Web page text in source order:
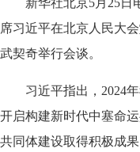
新华社北京5月25日
席习近平在北京人民大
武契奇举行会谈。
习近平指出，2024
开启构建新时代中塞命
共同体建设取得积极成